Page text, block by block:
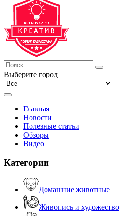
Выберите город
Главная
Новости
Полезные статьи
Обзоры
Видео
Категории
Домашние животные
Живопись и художество